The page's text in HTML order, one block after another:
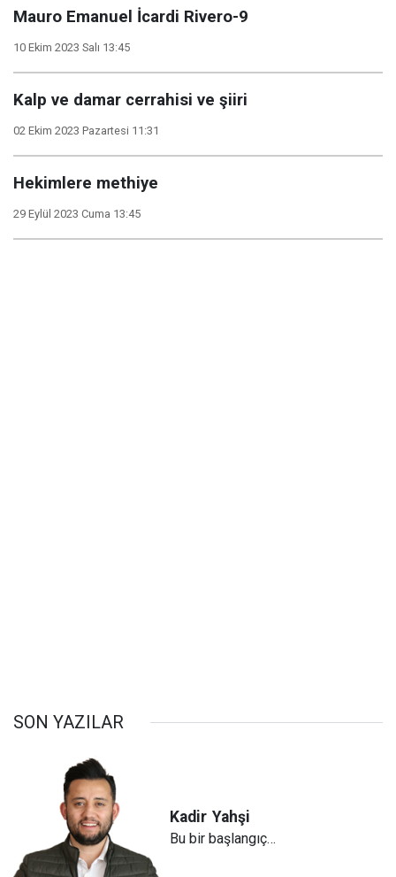
Mauro Emanuel İcardi Rivero-9
10 Ekim 2023 Salı 13:45
Kalp ve damar cerrahisi ve şiiri
02 Ekim 2023 Pazartesi 11:31
Hekimlere methiye
29 Eylül 2023 Cuma 13:45
SON YAZILAR
Kadir Yahşi
Bu bir başlangıç…